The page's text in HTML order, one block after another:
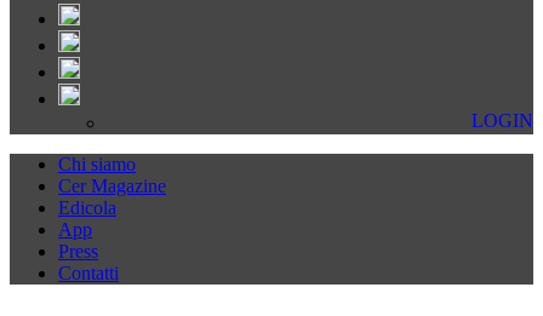
LOGIN
Chi siamo
Cer Magazine
Edicola
App
Press
Contatti